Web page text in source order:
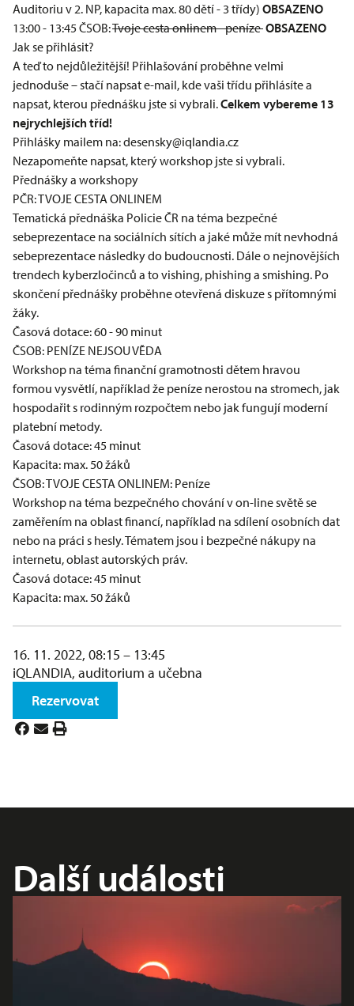
Auditoriu v 2. NP, kapacita max. 80 dětí - 3 třídy) OBSAZENO
13:00 - 13:45 ČSOB:Tvoje cesta onlinem - penízeOBSAZENO
Jak se přihlásit?
A teď to nejdůležitější! Přihlašování proběhne velmi
jednoduše – stačí napsat e-mail, kde vaši třídu přihlásíte a
napsat, kterou přednášku jste si vybrali.Celkem vybereme 13
nejrychlejších tříd!
Přihlášky mailem na: desensky@iqlandia.cz
Nezapomeňte napsat, který workshop jste si vybrali.
Přednášky a workshopy
PČR: TVOJE CESTA ONLINEM
Tematická přednáška Policie ČR na téma bezpečné
sebeprezentace na sociálních sítích a jaké může mít nevhodná
sebeprezentace následky do budoucnosti. Dále o nejnovějších
trendech kyberzločinců a to vishing, phishing a smishing. Po
skončení přednášky proběhne otevřená diskuze s přítomnými
žáky.
Časová dotace: 60 - 90 minut
ČSOB: PENÍZE NEJSOU VĚDA
Workshop na téma finanční gramotnosti dětem hravou
formou vysvětlí, například že peníze nerostou na stromech, jak
hospodařit s rodinným rozpočtem nebo jak fungují moderní
platební metody.
Časová dotace: 45 minut
Kapacita: max. 50 žáků
ČSOB: TVOJE CESTA ONLINEM: Peníze
Workshop na téma bezpečného chování v on-line světě se
zaměřením na oblast financí, například na sdílení osobních dat
nebo na práci s hesly. Tématem jsou i bezpečné nákupy na
internetu, oblast autorských práv.
Časová dotace: 45 minut
Kapacita: max. 50 žáků
16. 11. 2022, 08:15 – 13:45
iQLANDIA, auditorium a učebna
Rezervovat
Další události